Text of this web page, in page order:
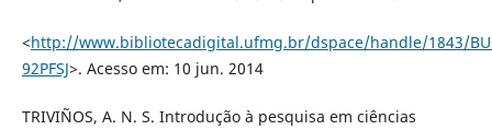
<http://www.bibliotecadigital.ufmg.br/dspace/handle/1843/
92PFSJ>. Acesso em: 10 jun. 2014
TRIVIÑOS, A. N. S. Introdução à pesquisa em ciências